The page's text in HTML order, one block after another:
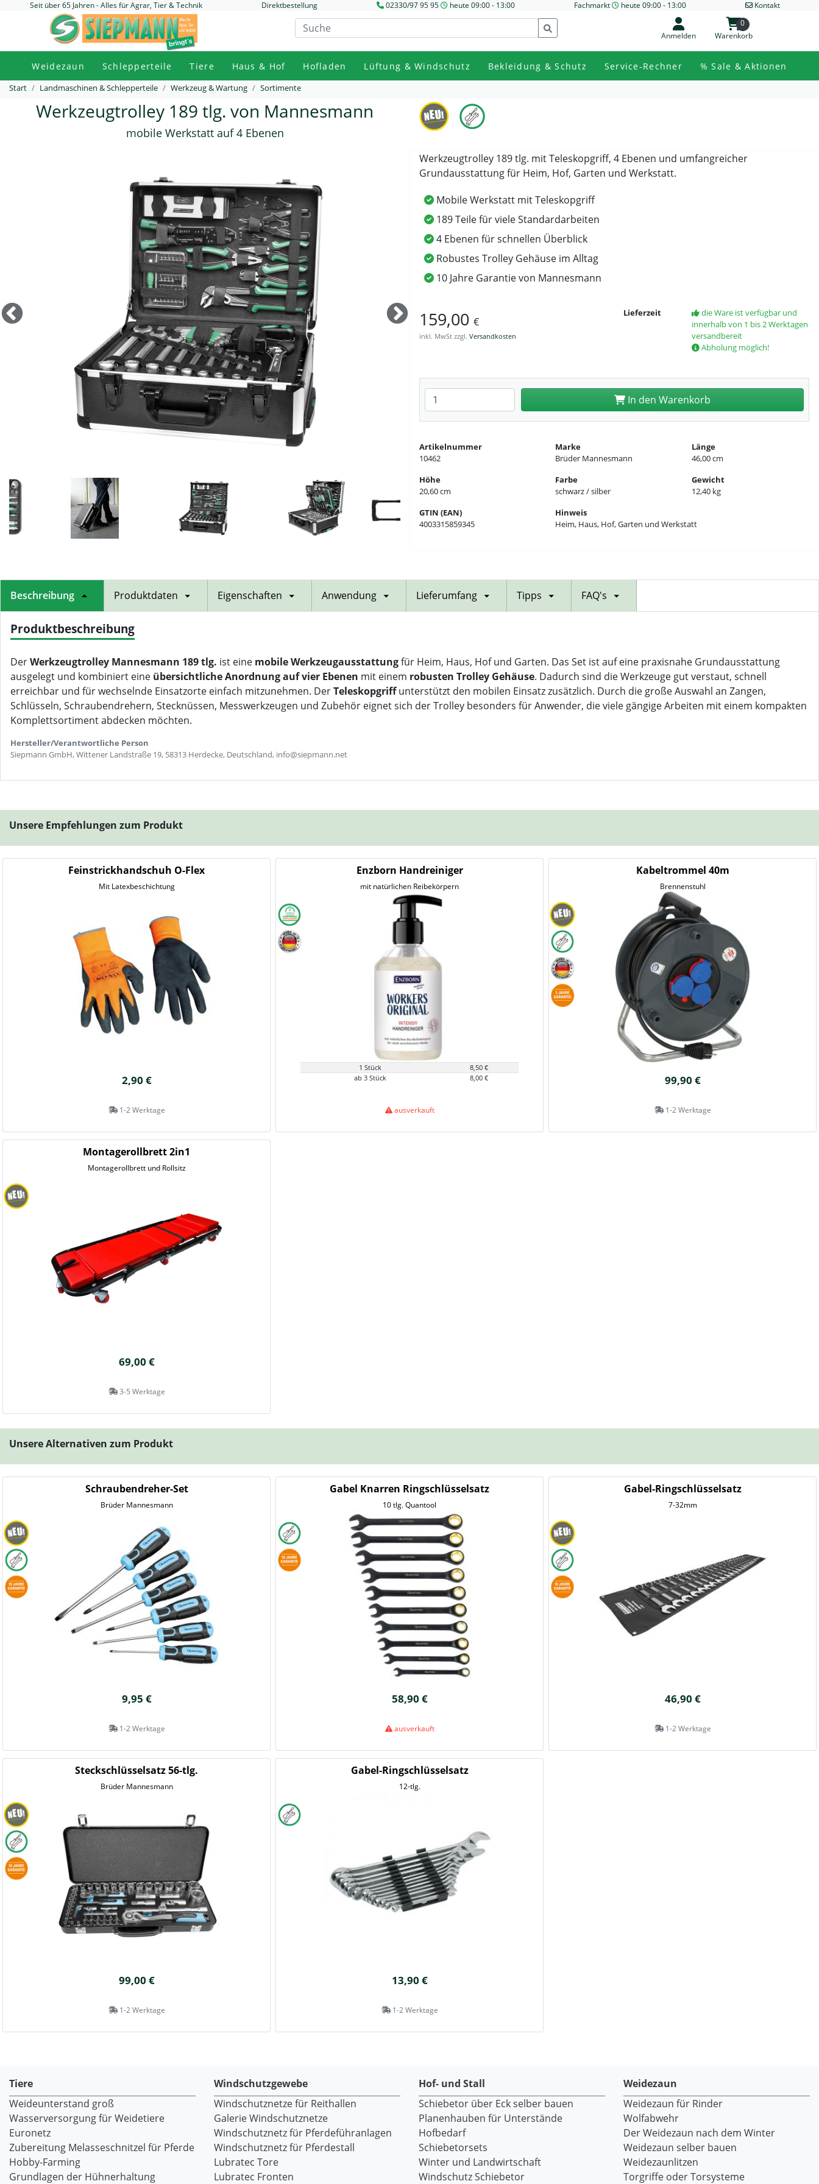
Seit über 65 Jahren - Alles für Agrar, Tier & Technik Direktbestellung 02330/97 95 95 heute 09:00 - 13:00 Fachmarkt heute 09:00 - 13:00 Kontakt
Anmelden Warenkorb
0
Weidezaun Schlepperteile Tiere Haus & Hof Hofladen Lüftung & Windschutz Bekleidung & Schutz Service-Rechner % Sale & Aktionen
Start Landmaschinen & Schlepperteile Werkzeug & Wartung Sortimente
Werkzeugtrolley 189 tlg. von Mannesmann
mobile Werkstatt auf 4 Ebenen
Werkzeugtrolley 189 tlg. mit Teleskopgriff, 4 Ebenen und umfangreicher
Grundausstattung für Heim, Hof, Garten und Werkstatt.
Mobile Werkstatt mit Teleskopgriff
189 Teile für viele Standardarbeiten
4 Ebenen für schnellen Überblick
Robustes Trolley Gehäuse im Alltag
10 Jahre Garantie von Mannesmann
159,00 €
inkl. MwSt zzgl. Versandkosten
Lieferzeit
die Ware ist verfügbar und
innerhalb von 1 bis 2 Werktagen
versandbereit
Abholung möglich!
Anzahl eingeben In den Warenkorb
Artikelnummer
10462
Marke
Brüder Mannesmann
Länge
46,00 cm
Höhe
20,60 cm
Farbe
schwarz / silber
Gewicht
12,40 kg
GTIN (EAN)
4003315859345
Hinweis
Heim, Haus, Hof, Garten und Werkstatt
Beschreibung
Produktbeschreibung
DerWerkzeugtrolley Mannesmann 189 tlg. ist eine mobile Werkzeugausstattungfür Heim, Haus, Hof und Garten. Das Set ist auf eine praxisnahe Grundausstattung
ausgelegt und kombiniert eine übersichtliche Anordnung auf vier Ebenen mit einem robusten Trolley Gehäuse. Dadurch sind die Werkzeuge gut verstaut, schnell
erreichbar und für wechselnde Einsatzorte einfach mitzunehmen. DerTeleskopgriffunterstützt den mobilen Einsatz zusätzlich. Durch die große Auswahl an Zangen,
Schlüsseln, Schraubendrehern, Stecknüssen, Messwerkzeugen und Zubehör eignet sich der Trolley besonders für Anwender, die viele gängige Arbeiten mit einem kompakten
Komplettsortiment abdecken möchten.
Hersteller/Verantwortliche Person
Siepmann GmbH, Wittener Landstraße 19, 58313 Herdecke, Deutschland, info@siepmann.net
Produktdaten Eigenschaften Anwendung Lieferumfang Tipps FAQ's
Unsere Empfehlungen zum Produkt
Feinstrickhandschuh O-Flex
Mit Latexbeschichtung
2,90 €
1-2 Werktage
Enzborn Handreiniger
mit natürlichen Reibekörpern
1 Stück
8,50 €
ab 3 Stück
8,00 €
ausverkauft
Kabeltrommel 40m
Brennenstuhl
99,90 €
1-2 Werktage
Montagerollbrett 2in1
Montagerollbrett und Rollsitz
69,00 €
3-5 Werktage
Unsere Alternativen zum Produkt
Schraubendreher-Set
Brüder Mannesmann
9,95 €
1-2 Werktage
Gabel Knarren Ringschlüsselsatz
10 tlg. Quantool
58,90 €
ausverkauft
Gabel-Ringschlüsselsatz
7-32mm
46,90 €
1-2 Werktage
Steckschlüsselsatz 56-tlg.
Brüder Mannesmann
99,00 €
1-2 Werktage
Gabel-Ringschlüsselsatz
12-tlg.
13,90 €
1-2 Werktage
Tiere
Weideunterstand groß
Wasserversorgung für Weidetiere
Euronetz
Zubereitung Melasseschnitzel für Pferde
Hobby-Farming
Grundlagen der Hühnerhaltung
Windschutzgewebe
Windschutznetze für Reithallen
Galerie Windschutznetze
Windschutznetz für Pferdeführanlagen
Windschutznetz für Pferdestall
Lubratec Tore
Lubratec Fronten
Hof- und Stall
Schiebetor über Eck selber bauen
Planenhauben für Unterstände
Hofbedarf
Schiebetorsets
Winter und Landwirtschaft
Windschutz Schiebetor
Weidezaun
Weidezaun für Rinder
Wolfabwehr
Der Weidezaun nach dem Winter
Weidezaun selber bauen
Weidezaunlitzen
Torgriffe oder Torsysteme